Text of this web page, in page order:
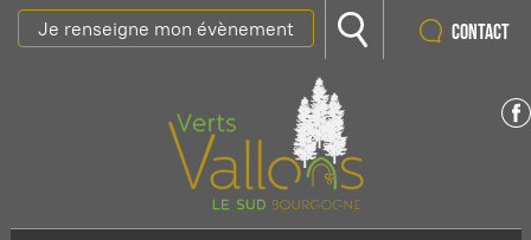
Je renseigne mon évènement Contact